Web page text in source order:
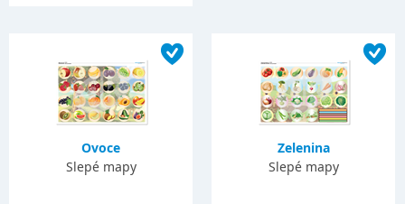
Ovoce
Slepé mapy
Zelenina
Slepé mapy